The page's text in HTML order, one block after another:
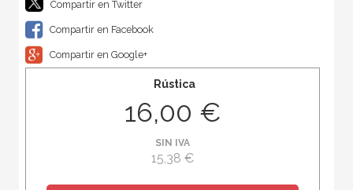
Compartir en Twitter
Compartir en Facebook
Compartir en Google+
Rústica
16,00 €
SIN IVA
15,38 €